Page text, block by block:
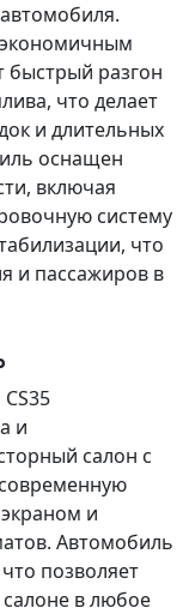
быстрый разгон
что делает
и длительных
оснащен
, включая
систему
что
и пассажиров в
и
салон с
современную
и
Автомобиль
что позволяет
в любое